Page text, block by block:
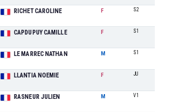
RICHET CAROLINE F S2
CAPDUPUY CAMILLE F S1
LE MARREC NATHAN M S1
LLANTIA NOEMIE F JU
RASNEUR JULIEN M V1